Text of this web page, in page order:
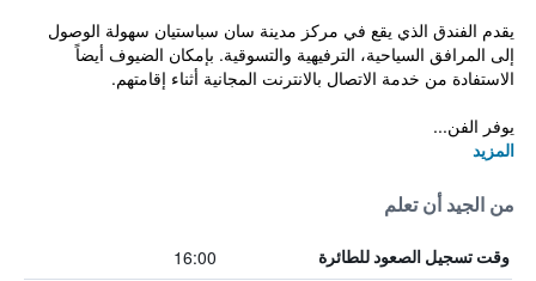
يقدم الفندق الذي يقع في مركز مدينة سان سباستيان سهولة الوصول
إلى المرافق السياحية، الترفيهية والتسوقية. بإمكان الضيوف أيضاً
الاستفادة من خدمة الاتصال بالانترنت المجانية أثناء إقامتهم.
يوفر الفن...
المزيد
من الجيد أن تعلم
وقت تسجيل الصعود للطائرة 16:00